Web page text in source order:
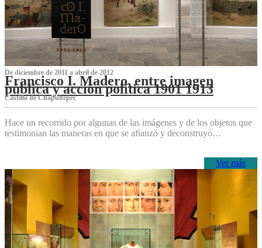
De diciembre de 2011 a abril de 2012
Francisco I. Madero, entre imagen
pública y acción política 1901 1913
Castillo de Chapultepec
Hace un recorrido por algunas de las imágenes y de los objetos que
testimonian las maneras en que se afianzó y deconstruyó…
Ver más